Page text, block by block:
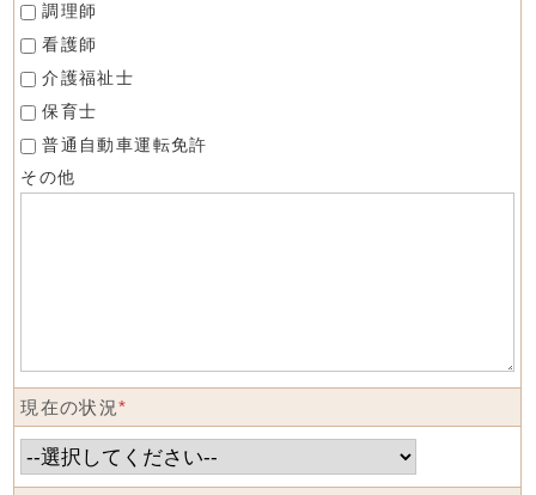
調理師
看護師
介護福祉士
保育士
普通自動車運転免許
その他
現在の状況*